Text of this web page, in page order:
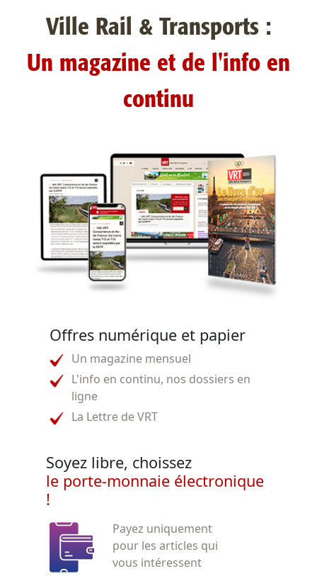
Ville Rail & Transports :
Un magazine et de l'info en
continu
Offres numérique et papier
Un magazine mensuel
L'info en continu, nos dossiers en
ligne
La Lettre de VRT
Soyez libre, choissez
le porte-monnaie électronique
!
Payez uniquement
pour les articles qui
vous intéressent